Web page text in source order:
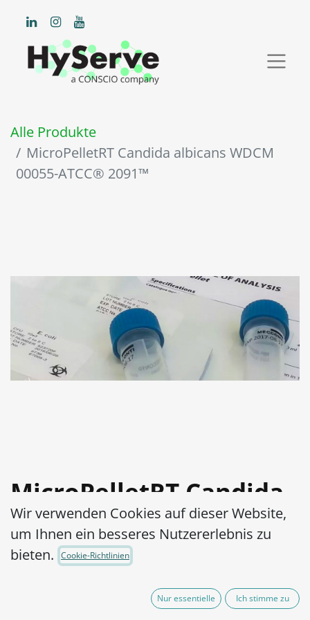
Alle Produkte
MicroPelletRT Candida albicans WDCM
00055-ATCC® 2091™
MicroPelletRT Candida
albicans WDCM 00055-
ATCC® 2091™
exkl. MwSt.
Wir verwenden Cookies auf dieser Website,
um Ihnen ein besseres Nutzererlebnis zu
bieten.
Cookie-Richtlinien
Nur essentielle Ich stimme zu